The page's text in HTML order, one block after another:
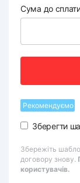
Сума до
Рекомендуємо
Зберегти
Збережіть
договору знову.
користувачів.